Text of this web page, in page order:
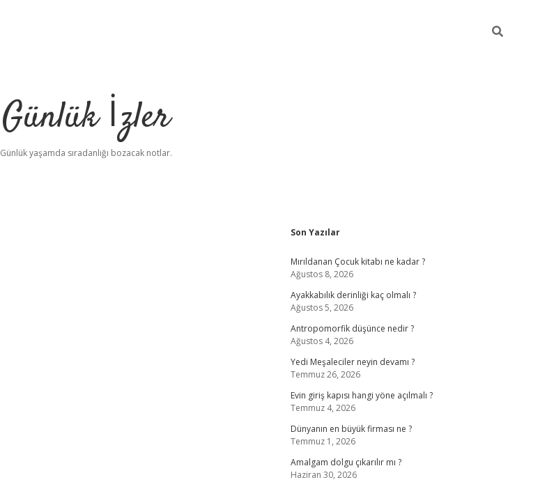
Günlük İzler
Günlük yaşamda sıradanlığı bozacak notlar.
Sidebar
Son Yazılar
Mırıldanan Çocuk kitabı ne kadar ?
Ağustos 8, 2026
Ayakkabılık derinliği kaç olmalı ?
Ağustos 5, 2026
Antropomorfik düşünce nedir ?
Ağustos 4, 2026
Yedi Meşaleciler neyin devamı ?
Temmuz 26, 2026
Evin giriş kapısı hangi yöne açılmalı ?
Temmuz 4, 2026
Dünyanın en büyük firması ne ?
Temmuz 1, 2026
Amalgam dolgu çıkarılır mı ?
Haziran 30, 2026